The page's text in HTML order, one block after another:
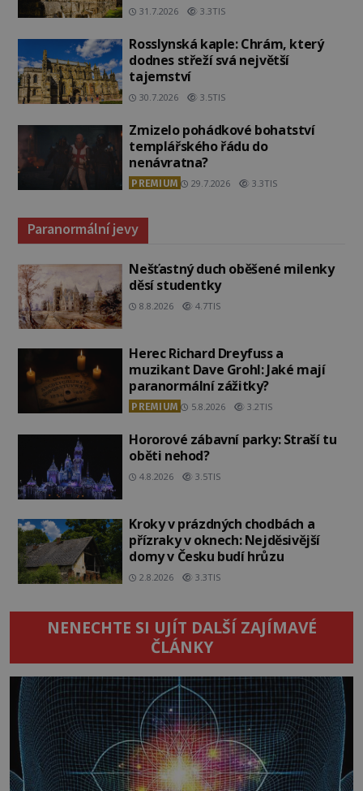
31.7.2026 3.3TIS
Rosslynská kaple: Chrám, který
dodnes střeží svá největší
tajemství
30.7.2026 3.5TIS
Zmizelo pohádkové bohatství
templářského řádu do
nenávratna?
PREMIUM 29.7.2026 3.3TIS
Paranormální jevy
Nešťastný duch oběšené milenky
děsí studentky
8.8.2026 4.7TIS
Herec Richard Dreyfuss a
muzikant Dave Grohl: Jaké mají
paranormální zážitky?
PREMIUM 5.8.2026 3.2TIS
Hororové zábavní parky: Straší tu
oběti nehod?
4.8.2026 3.5TIS
Kroky v prázdných chodbách a
přízraky v oknech: Nejděsivější
domy v Česku budí hrůzu
2.8.2026 3.3TIS
NENECHTE SI UJÍT DALŠÍ ZAJÍMAVÉ
ČLÁNKY